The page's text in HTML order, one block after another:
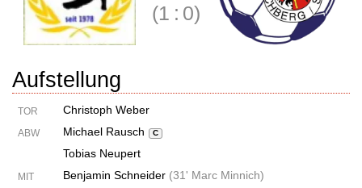
(1 : 0)
Aufstellung
TOR Christoph Weber
ABW Michael Rausch C
Tobias Neupert
MIT Benjamin Schneider (31' Marc Minnich)